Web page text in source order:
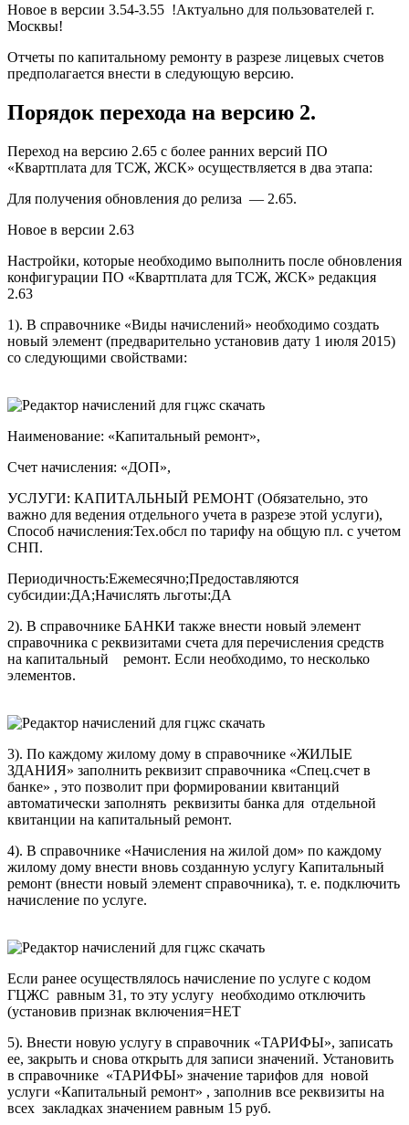
Новое в версии 3.54-3.55 !Актуально для пользователей г.
Москвы!
Отчеты по капитальному ремонту в разрезе лицевых счетов
предполагается внести в следующую версию.
Порядок перехода на версию 2.
Переход на версию 2.65 с более ранних версий ПО
«Квартплата для ТСЖ, ЖСК» осуществляется в два этапа:
Для получения обновления до релиза — 2.65.
Новое в версии 2.63
Настройки, которые необходимо выполнить после обновления
конфигурации ПО «Квартплата для ТСЖ, ЖСК» редакция
2.63
1). В справочнике «Виды начислений» необходимо создать
новый элемент (предварительно установив дату 1 июля 2015)
со следующими свойствами:
Наименование: «Капитальный ремонт»,
Счет начисления: «ДОП»,
УСЛУГИ: КАПИТАЛЬНЫЙ РЕМОНТ (Обязательно, это
важно для ведения отдельного учета в разрезе этой услуги),
Способ начисления:Тех.обсл по тарифу на общую пл. с учетом
СНП.
Периодичность:Ежемесячно;Предоставляются
субсидии:ДА;Начислять льготы:ДА
2). В справочнике БАНКИ также внести новый элемент
справочника с реквизитами счета для перечисления средств
на капитальный ремонт. Если необходимо, то несколько
элементов.
3). По каждому жилому дому в справочнике «ЖИЛЫЕ
ЗДАНИЯ» заполнить реквизит справочника «Спец.счет в
банке» , это позволит при формировании квитанций
автоматически заполнять реквизиты банка для отдельной
квитанции на капитальный ремонт.
4). В справочнике «Начисления на жилой дом» по каждому
жилому дому внести вновь созданную услугу Капитальный
ремонт (внести новый элемент справочника), т. е. подключить
начисление по услуге.
Если ранее осуществлялось начисление по услуге с кодом
ГЦЖС равным 31, то эту услугу необходимо отключить
(установив признак включения=НЕТ
5). Внести новую услугу в справочник «ТАРИФЫ», записать
ее, закрыть и снова открыть для записи значений. Установить
в справочнике «ТАРИФЫ» значение тарифов для новой
услуги «Капитальный ремонт» , заполнив все реквизиты на
всех закладках значением равным 15 руб.